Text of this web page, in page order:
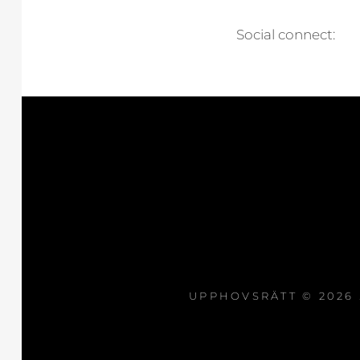
Social connect:
UPPHOVSRÄTT © 2026